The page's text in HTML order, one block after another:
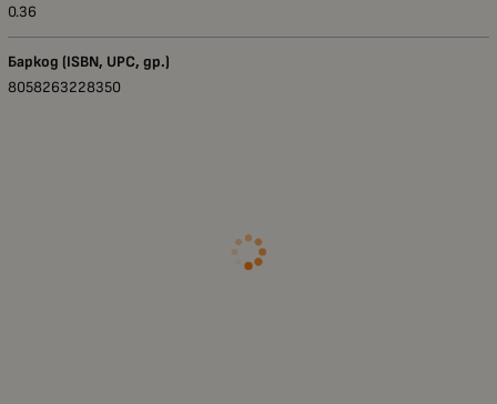
0.36
Баркод (ISBN, UPC, др.)
8058263228350